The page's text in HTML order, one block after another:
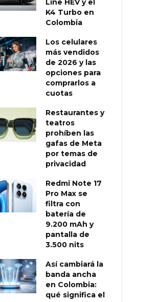
Line HEV y el
K4 Turbo en
Colombia
Los celulares
más vendidos
de 2026 y las
opciones para
comprarlos a
cuotas
Restaurantes y
teatros
prohíben las
gafas de Meta
por temas de
privacidad
Redmi Note 17
Pro Max se
filtra con
batería de
9.200 mAh y
pantalla de
3.500 nits
Así cambiará la
banda ancha
en Colombia:
qué significa el